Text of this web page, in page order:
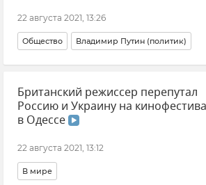
22 августа 2021, 13:26
Общество Владимир Путин (политик)
Британский режиссер перепутал
Россию и Украину на
в Одессе
22 августа 2021, 13:12
В мире